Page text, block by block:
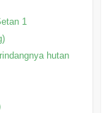
1
hutan